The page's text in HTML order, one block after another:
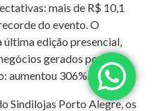
mais de R$ 10,1
do evento. O
última edição presencial,
gerados por
aumentou 306%.
Sindilojas Porto Alegre, os